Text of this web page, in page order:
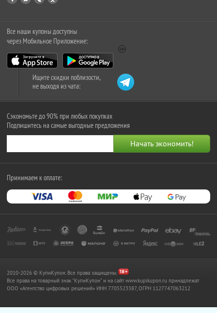
Все наши купоны доступны
через Мобильное Приложение:
Ищите скидки поблизости,
не выходя из чата:
Сэкономьте до 90% при любых покупках
Подпишитесь на самые выгодные предложения
Принимаем к оплате:
2010-2026 © КупиКупон. Все права защищены.
Все права на товарный знак "КупиКупон" и на сайт www.kupikupon.ru принадлежат
OOO «Агентство цифровых решений» ИНН 7705523387, ОГРН 1127747063212